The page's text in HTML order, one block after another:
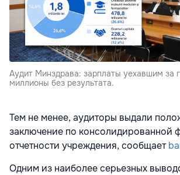
Аудит Минздрава: зарплаты уехавшим за
миллионы без результата.
Тем не менее, аудиторы выдали
заключение по консолидированной
отчетности учреждения, сообщает
Одним из наиболее серьезных